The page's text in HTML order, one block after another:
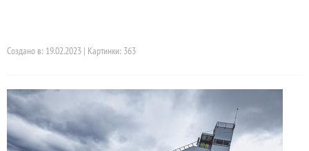
Создано в: 19.02.2023 | Картинки: 363